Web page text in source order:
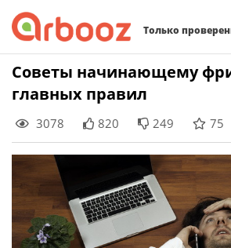
Только
Skip
Советы начинающему
главных правил
3078 820 249 75
Найти: